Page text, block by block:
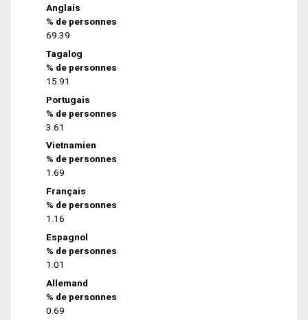
Anglais
% de personnes
69.39
Tagalog
% de personnes
15.91
Portugais
% de personnes
3.61
Vietnamien
% de personnes
1.69
Français
% de personnes
1.16
Espagnol
% de personnes
1.01
Allemand
% de personnes
0.69